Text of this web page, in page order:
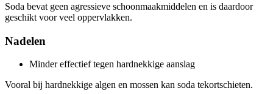
Soda bevat geen agressieve schoonmaakmiddelen en is daardoor
geschikt voor veel oppervlakken.
Nadelen
Minder effectief tegen hardnekkige aanslag
Vooral bij hardnekkige algen en mossen kan soda tekortschieten.